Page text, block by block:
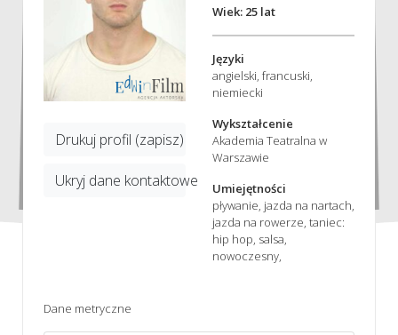
Drukuj profil (zapisz)
Ukryj dane kontaktowe
Wiek: 25 lat
Języki
angielski, francuski,
niemiecki
Wykształcenie
Akademia Teatralna w
Warszawie
Umiejętności
pływanie, jazda na nartach,
jazda na rowerze, taniec:
hip hop, salsa,
nowoczesny,
Dane metryczne